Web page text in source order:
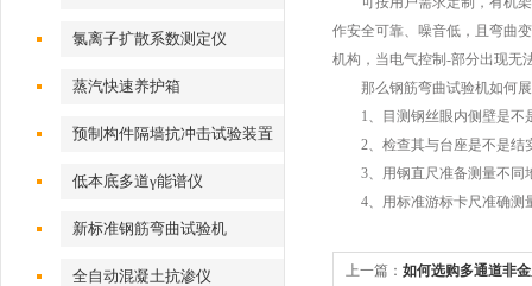
作安全可靠、噪音低，且弯曲
机构，当电气控制-部分出现无
那么钢筋弯曲试验机如何展
1、目测钢丝眼内侧壁是不
2、检查其与台座是不是结实
3、用钢直尺准备测量不同
4、用标准游标卡尺准确测
上一篇： 如何选购多通道非
氯离子扩散系数测定仪
蒸汽快速养护箱
预制构件隔墙抗冲击试验装置
低本底多道γ能谱仪
新标准钢筋弯曲试验机
全自动混凝土抗渗仪